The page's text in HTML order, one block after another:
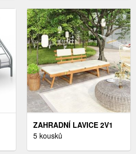
ZAHRADNÍ LAVICE 2V1
AKÁCIE DEKORHOME
5 kousků